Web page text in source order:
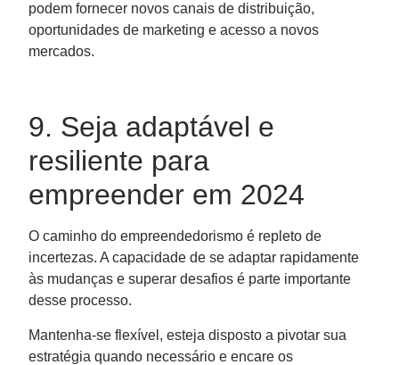
podem fornecer novos canais de distribuição,
oportunidades de marketing e acesso a novos
mercados.
9. Seja adaptável e
resiliente para
empreender em 2024
O caminho do empreendedorismo é repleto de
incertezas. A capacidade de se adaptar rapidamente
às mudanças e superar desafios é parte importante
desse processo.
Mantenha-se flexível, esteja disposto a pivotar sua
estratégia quando necessário e encare os